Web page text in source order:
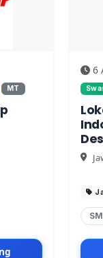
MT
6